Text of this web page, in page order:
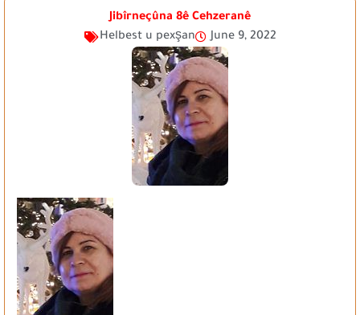
Jibîrneçûna 8ê Cehzeranê
Helbest u pexşan
June 9, 2022